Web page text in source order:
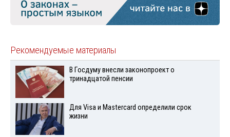
Рекомендуемые материалы
В Госдуму внесли законопроект о
тринадцатой пенсии
Для Visа и Mastercard определили срок
жизни